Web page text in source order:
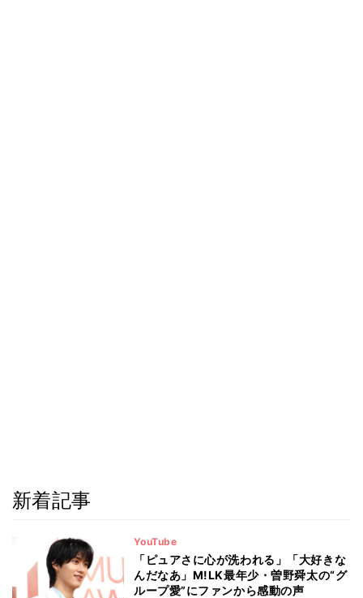
新着記事
YouTube
「ピュアさに心が洗われる」「大好きな
んだなあ」M!LK最年少・曽野舜太の“グ
ループ愛”にファンから感動の声